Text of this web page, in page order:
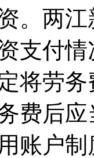
。两
支付
将劳
费后
账户